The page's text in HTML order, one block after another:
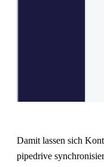
Damit lassen sich
pipedrive